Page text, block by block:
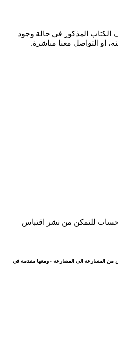
الكتاب المذكور فى حالة وجود
او التواصل معنا مباشرة.
للتمكن من نشر اقتباس
من المسارعة الى المصارعة - ومعها مقدمة في